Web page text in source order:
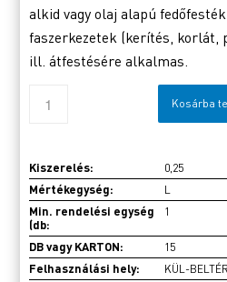
alkid vagy olaj alapú
faszerkezetek (kerítés, korlát,
ill. átfestésére alkalmas.
Kosárba
Kiszerelés: 0,25
Mértékegység: L
Min. rendelési egység
(db:
1
DB vagy KARTON: 15
Felhasználási hely: KÜL-BELTÉR